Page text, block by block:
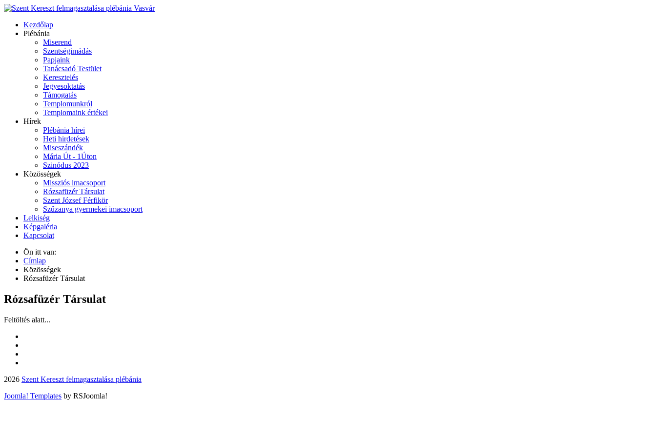
Kezdőlap
Plébánia
Miserend
Szentségimádás
Papjaink
Tanácsadó Testület
Keresztelés
Jegyesoktatás
Támogatás
Templomunkról
Templomaink értékei
Hírek
Plébánia hírei
Heti hirdetések
Miseszándék
Mária Út - 1Úton
Szinódus 2023
Közösségek
Missziós imacsoport
Rózsafüzér Társulat
Szent József Férfikör
Szűzanya gyermekei imacsoport
Lelkiség
Képgaléria
Kapcsolat
Ön itt van:
Címlap
Közösségek
Rózsafüzér Társulat
Rózsafüzér Társulat
Feltöltés alatt...
2026 Szent Kereszt felmagasztalása plébánia
Joomla! Templates by RSJoomla!